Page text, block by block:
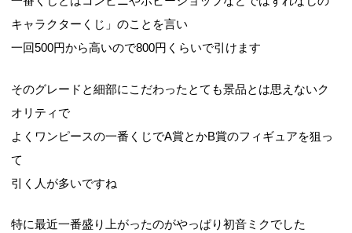
キャラクターくじ」のことを言い
一回500円から高いので800円くらいで引けます
そのグレードと細部にこだわったとても景品とは思えないク
オリティで
よくワンピースの一番くじでA賞とかB賞のフィギュアを狙っ
て
引く人が多いですね
特に最近一番盛り上がったのがやっぱり初音ミクでした